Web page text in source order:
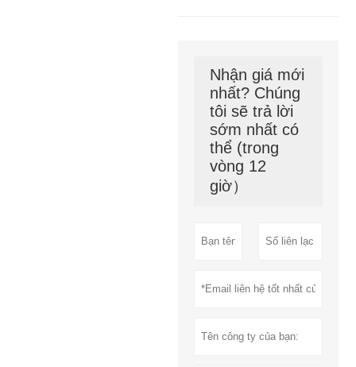
Nhận giá mới
nhất? Chúng
tôi sẽ trả lời
sớm nhất có
thể (trong
vòng 12
giờ）